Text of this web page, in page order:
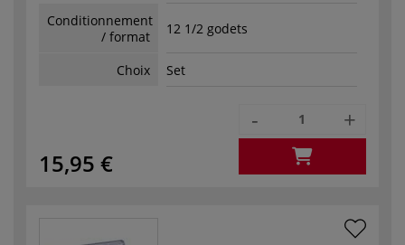
Conditionnement
/ format
12 1/2 godets
Choix Set
15,95 €
- +